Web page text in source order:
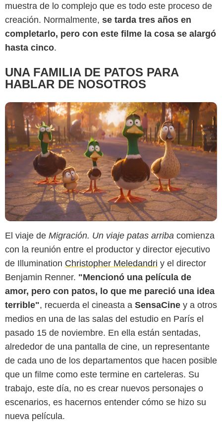
muestra de lo complejo que es todo este proceso de
creación. Normalmente, se tarda tres años en
completarlo, pero con este filme la cosa se alargó
hasta cinco.
UNA FAMILIA DE PATOS PARA
HABLAR DE NOSOTROS
El viaje de Migración. Un viaje patas arriba comienza
con la reunión entre el productor y director ejecutivo
de Illumination Christopher Meledandri y el director
Benjamin Renner. "Mencionó una película de
amor, pero con patos, lo que me pareció una idea
terrible", recuerda el cineasta a SensaCine y a otros
medios en una de las salas del estudio en París el
pasado 15 de noviembre. En ella están sentadas,
alrededor de una pantalla de cine, un representante
de cada uno de los departamentos que hacen posible
que un filme como este termine en carteleras. Su
trabajo, este día, no es crear nuevos personajes o
escenarios, es hacernos entender cómo se hizo su
nueva película.